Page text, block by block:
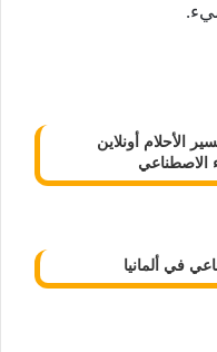
الأحلام أونلاين
الاصطناعي
في ألمانيا